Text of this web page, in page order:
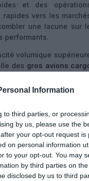
Information
to third parties, or
by us, please use the
your opt-out request is
on personal information
to your opt-out. You may
by third parties on the
disclosed by us to third
et des
vers les
une lacune sur
performants.
volumique
des gros avions
le plancher et le pont